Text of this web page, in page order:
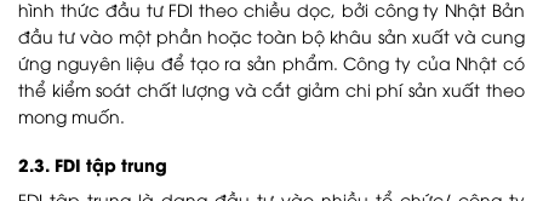
hình thức đầu tư FDI theo chiều dọc, bởi công ty Nhật Bản
đầu tư vào một phần hoặc toàn bộ khâu sản xuất và cung
ứng nguyên liệu để tạo ra sản phẩm. Công ty của Nhật có
thể kiểm soát chất lượng và cắt giảm chi phí sản xuất theo
mong muốn.
2.3. FDI tập trung